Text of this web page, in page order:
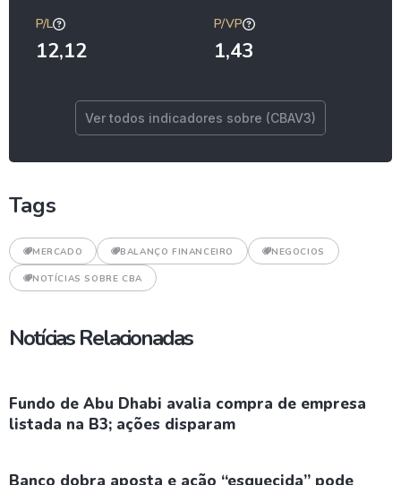
P/L
12,12
P/VP
1,43
Ver todos indicadores sobre (CBAV3)
Tags
MERCADO BALANÇO FINANCEIRO NEGOCIOS
NOTÍCIAS SOBRE CBA
Notícias Relacionadas
Fundo de Abu Dhabi avalia compra de empresa
listada na B3; ações disparam